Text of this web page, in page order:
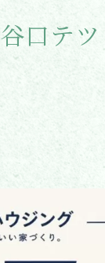
谷口テ